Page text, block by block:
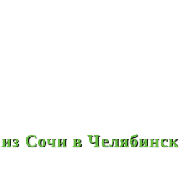
Сочи в Челябинск